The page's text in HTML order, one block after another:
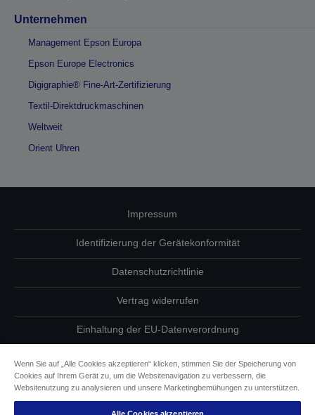
Unternehmen
Management Epson Europa
Epson Europe Electronics
Digigraphie® Fine-Art-Zertifizierung
Textil-Direktdruckmaschinen
Weltweit
Orient Uhren
Impressum
Identifizierung der Gerätekonformität
Datenschutzrichtlinie
Vertrag widerrufen
Einhaltung der EU-Datenverordnung
Informationen zu Cookies
Wenn Sie auf „Alle Cookies akzeptieren“ klicken, stimmen Sie der Speicherung von
Cookies auf Ihrem Gerät zu, um die Websitenavigation zu verbessern, die
Websitenutzung zu analysieren und unsere Marketingbemühungen zu unterstützen.